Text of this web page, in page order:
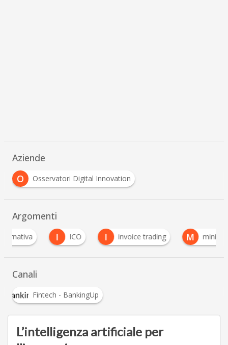
Aziende
O
Osservatori Digital Innovation
Argomenti
I
ICO I invoice trading M minibond
Canali
Fintech - BankingUp
L’intelligenza artificiale per